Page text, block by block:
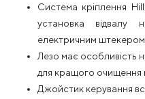
Система кріплення
установка відвалу
електричним штекером.
Лезо має особливість
для кращого очищення
Джойстик керування